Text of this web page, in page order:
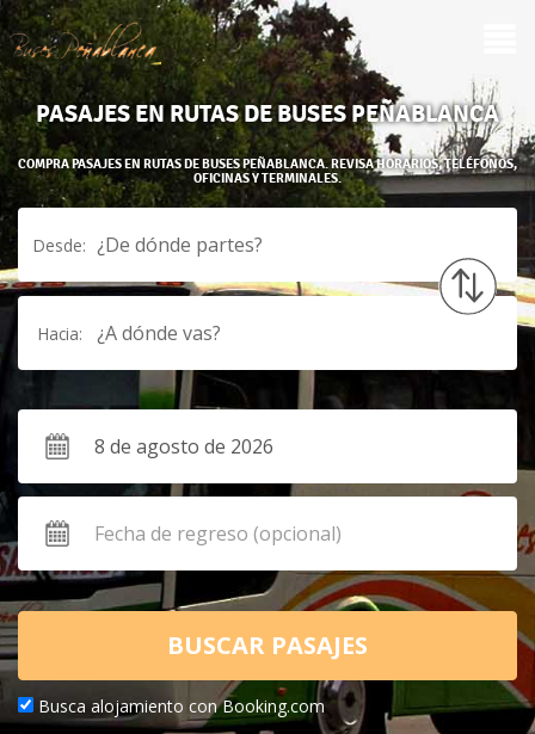
PASAJES EN RUTAS DE BUSES PEÑABLANCA
COMPRA PASAJES EN RUTAS DE BUSES PEÑABLANCA. REVISA HORARIOS, TELÉFONOS,
OFICINAS Y TERMINALES.
Desde: ¿De dónde partes?
Hacia: ¿A dónde vas?
BUSCAR PASAJES
Busca alojamiento con Booking.com